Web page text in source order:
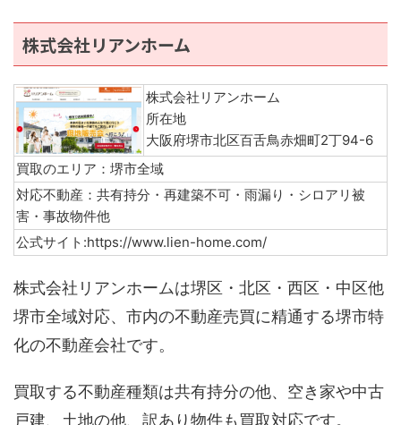
株式会社リアンホーム
株式会社リアンホーム
所在地
大阪府堺市北区百舌鳥赤畑町2丁94-6
買取のエリア：堺市全域
対応不動産：共有持分・再建築不可・雨漏り・シロアリ被
害・事故物件他
公式サイト:https://www.lien-home.com/
株式会社リアンホームは堺区・北区・西区・中区他
堺市全域対応、市内の不動産売買に精通する堺市特
化の不動産会社です。
買取する不動産種類は共有持分の他、空き家や中古
戸建、土地の他、訳あり物件も買取対応です。